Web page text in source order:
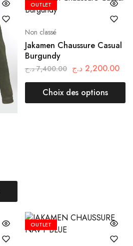
OUTLET
Non classé
Jakamen Chaussure Casual
Burgundy
7,400.00 د.ج 2,200.00 د.ج
Choix des options
OUTLET